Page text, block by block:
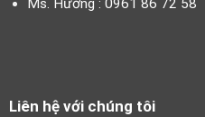
Ms. Hương : 0961 86 72 58
Liên hệ với chúng tôi